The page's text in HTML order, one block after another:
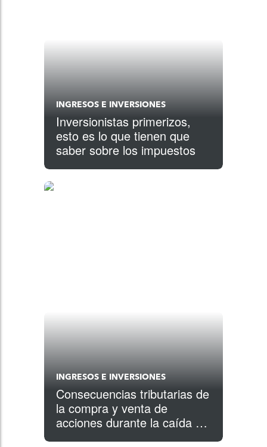
INGRESOS E INVERSIONES
Inversionistas primerizos,
esto es lo que tienen que
saber sobre los impuestos
INGRESOS E INVERSIONES
Consecuencias tributarias de
la compra y venta de
acciones durante la caída del